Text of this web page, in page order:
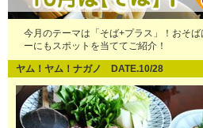
今月のテーマは「そば+プラス」！おそ
ーにもスポットを当ててご紹介！
ヤム！ヤム！ナガノ DATE.10/28